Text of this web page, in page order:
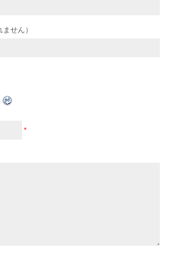
せん）
*